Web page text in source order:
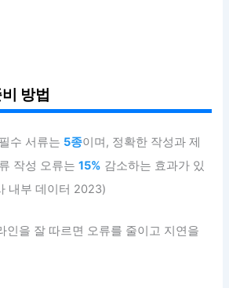
방법
수 서류는 5종이며, 정확한 작성과 제
작성 오류는15% 감소하는 효과가 있
내부 데이터 2023)
인을 잘 따르면 오류를 줄이고 지연을